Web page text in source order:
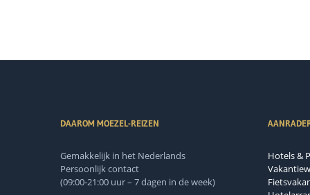
DAAROM MOEZEL-REIZEN
Gemakkelijk in het Nederlands
Persoonlijk contact
(09:00-21:00 uur – 7 dagen in de week)
Hotels &